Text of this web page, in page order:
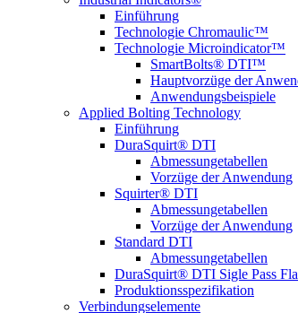
Einführung
Technologie Chromaulic™
Technologie Microindicator™
SmartBolts® DTI™
Hauptvorzüge der
Anwendungsbeispiele
Applied Bolting Technology
Einführung
DuraSquirt® DTI
Abmessungetabellen
Vorzüge der Anwendung
Squirter® DTI
Abmessungetabellen
Vorzüge der Anwendung
Standard DTI
Abmessungetabellen
DuraSquirt® DTI Sigle Pass
Produktionsspezifikation
Verbindungselemente